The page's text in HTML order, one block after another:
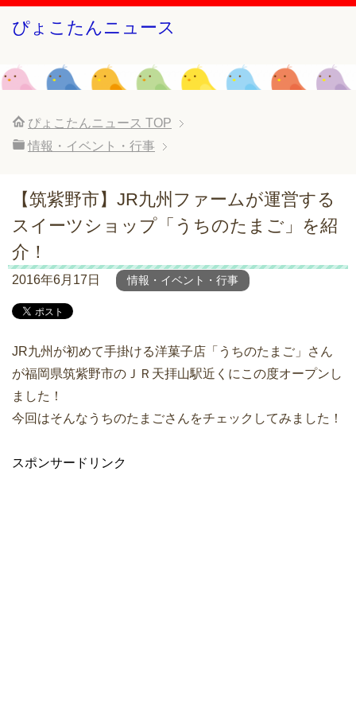
ぴょこたんニュース
ぴょこたんニュース TOP
情報・イベント・行事
【筑紫野市】JR九州ファームが運営する
スイーツショップ「うちのたまご」を紹
介！
2016年6月17日 情報・イベント・行事
JR九州が初めて手掛ける洋菓子店「うちのたまご」さん
が福岡県筑紫野市のＪＲ天拝山駅近くにこの度オープンし
ました！
今回はそんなうちのたまごさんをチェックしてみました！
スポンサードリンク